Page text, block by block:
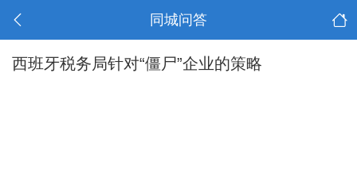
同城问答
西班牙税务局针对“僵尸”企业的策略